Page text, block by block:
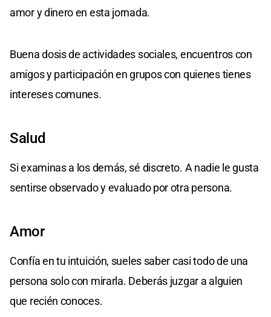
amor y dinero en esta jornada.
Buena dosis de actividades sociales, encuentros con
amigos y participación en grupos con quienes tienes
intereses comunes.
Salud
Si examinas a los demás, sé discreto. A nadie le gusta
sentirse observado y evaluado por otra persona.
Amor
Confía en tu intuición, sueles saber casi todo de una
persona solo con mirarla. Deberás juzgar a alguien
que recién conoces.